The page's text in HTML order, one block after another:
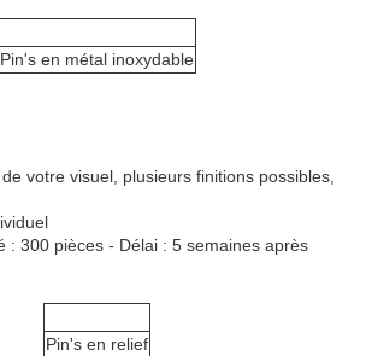
Pin's en métal inoxydable
votre visuel, plusieurs finitions possibles,
: 300 pièces - Délai : 5 semaines après
Pin's en relief